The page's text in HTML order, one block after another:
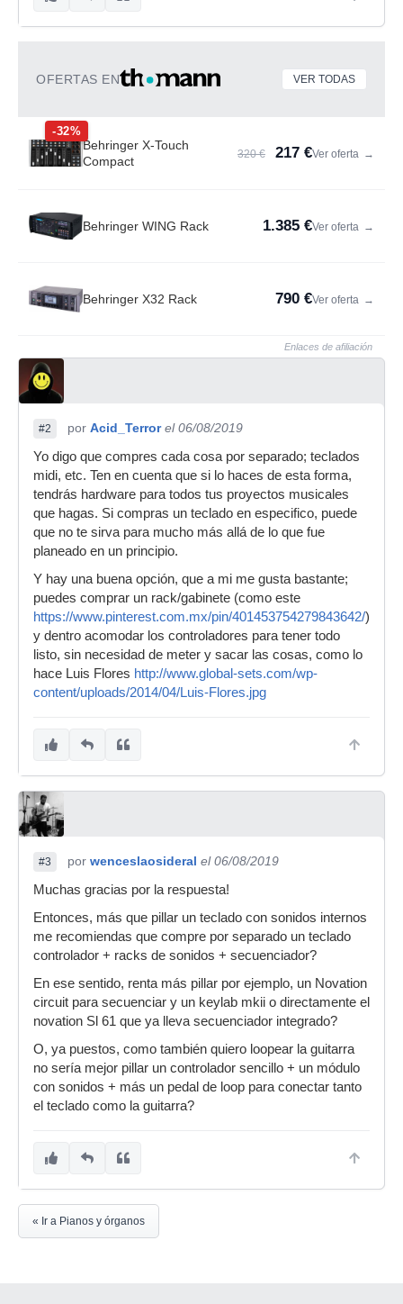
OFERTAS EN VER TODAS
-32%
Behringer X-Touch
Compact
320 € 217 €Ver oferta →
Behringer WING Rack 1.385 €Ver oferta →
Behringer X32 Rack 790 €Ver oferta →
Enlaces de afiliación
#2 por Acid_Terror el 06/08/2019
Yo digo que compres cada cosa por separado; teclados
midi, etc. Ten en cuenta que si lo haces de esta forma,
tendrás hardware para todos tus proyectos musicales
que hagas. Si compras un teclado en especifico, puede
que no te sirva para mucho más allá de lo que fue
planeado en un principio.
Y hay una buena opción, que a mi me gusta bastante;
puedes comprar un rack/gabinete (como este
https://www.pinterest.com.mx/pin/401453754279843642/)
y dentro acomodar los controladores para tener todo
listo, sin necesidad de meter y sacar las cosas, como lo
hace Luis Flores http://www.global-sets.com/wp-
content/uploads/2014/04/Luis-Flores.jpg
#3 por wenceslaosideral el 06/08/2019
Muchas gracias por la respuesta!
Entonces, más que pillar un teclado con sonidos internos
me recomiendas que compre por separado un teclado
controlador + racks de sonidos + secuenciador?
En ese sentido, renta más pillar por ejemplo, un Novation
circuit para secuenciar y un keylab mkii o directamente el
novation Sl 61 que ya lleva secuenciador integrado?
O, ya puestos, como también quiero loopear la guitarra
no sería mejor pillar un controlador sencillo + un módulo
con sonidos + más un pedal de loop para conectar tanto
el teclado como la guitarra?
« Ir a Pianos y órganos